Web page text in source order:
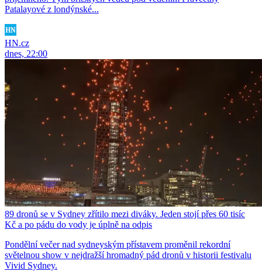
Patalayové z londýnské...
HN.cz
dnes, 22:00
89 dronů se v Sydney zřítilo mezi diváky. Jeden stojí přes 60 tisíc
Kč a po pádu do vody je úplně na odpis
Pondělní večer nad sydneyským přístavem proměnil rekordní
světelnou show v nejdražší hromadný pád dronů v historii festivalu
Vivid Sydney.